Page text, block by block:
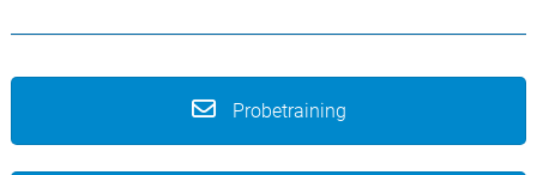
und sei dabei!
Probetraining